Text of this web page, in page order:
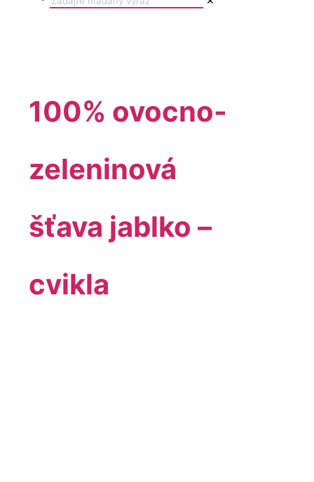
100% ovocno-
zeleninová
šťava jablko –
cvikla